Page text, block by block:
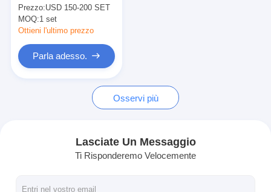
Altezza Tornello pieno
Parcheggio / Garage serratura
portone di
scivolamento con il
protettore termico
Prezzo:USD 150-200 SET
MOQ:1 set
Ottieni l'ultimo prezzo
Parla adesso.
Osservi più
Lasciate Un Messaggio
Ti Risponderemo Velocemente